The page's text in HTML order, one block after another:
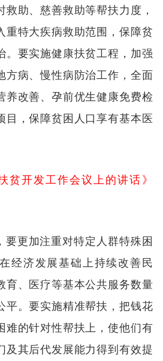
助、慈善救助等帮扶力度，
重特大疾病救助范围，保障贫
。要实施健康扶贫工程，加强
方病、慢性病防治工作，全面
养改善、孕前优生健康免费检
目，保障贫困人口享有基本医
开发工作会议上的讲话》
要更加注重对特定人群特殊困
经济发展基础上持续改善民
育、医疗等基本公共服务数量
平。要实施精准帮扶，把钱花
难的针对性帮扶上，使他们有
及其后代发展能力得到有效提